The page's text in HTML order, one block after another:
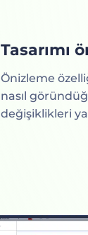
Tasarımı
Önizleme
nasıl
değişiklikleri